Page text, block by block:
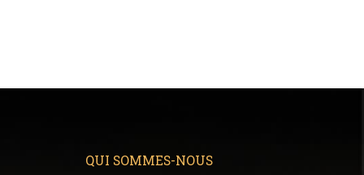
QUI SOMMES-NOUS